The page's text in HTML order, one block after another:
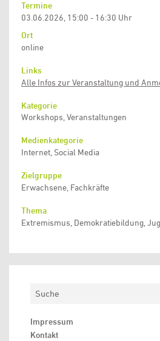
Termine
03.06.2026, 15:00 - 16:30 Uhr
Ort
online
Links
Alle Infos zur Veranstaltung und
Kategorie
Workshops, Veranstaltungen
Medienkategorie
Internet, Social Media
Zielgruppe
Erwachsene, Fachkräfte
Thema
Extremismus, Demokratiebildung,
Impressum
Kontakt